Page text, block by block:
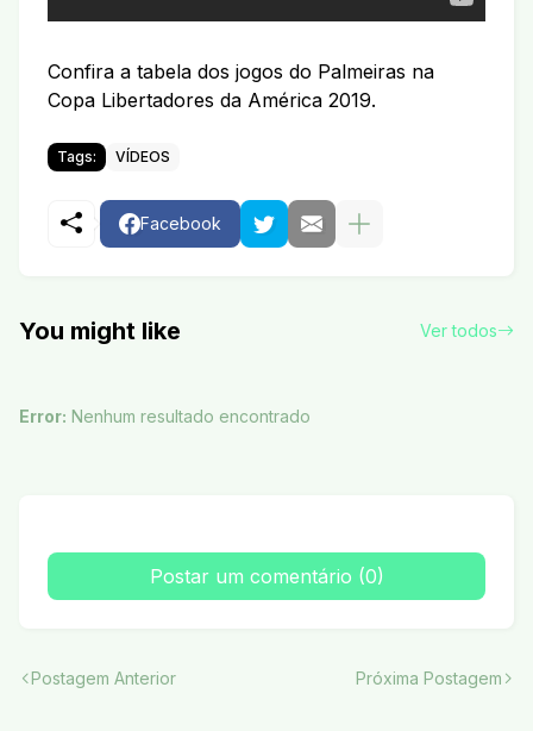
Confira a tabela dos jogos do Palmeiras na
Copa Libertadores da América 2019.
Tags: VÍDEOS
Facebook
You might like Ver todos
Error: Nenhum resultado encontrado
Postar um comentário (0)
Postagem Anterior Próxima Postagem